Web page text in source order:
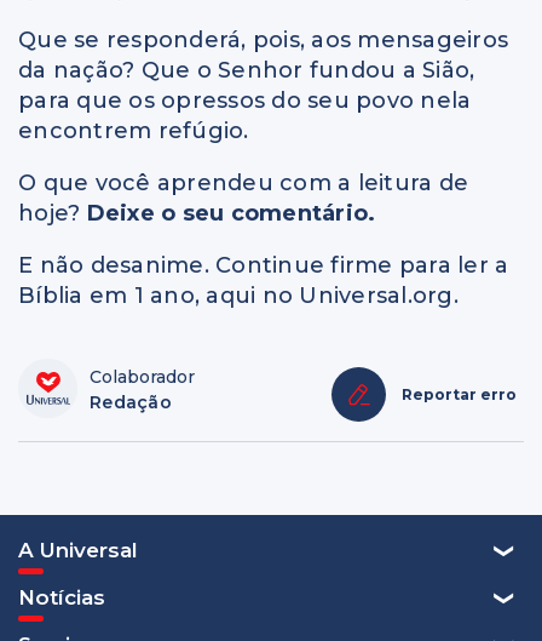
Que se responderá, pois, aos mensageiros
da nação? Que o Senhor fundou a Sião,
para que os opressos do seu povo nela
encontrem refúgio.
O que você aprendeu com a leitura de
hoje? Deixe o seu comentário.
E não desanime. Continue firme para ler a
Bíblia em 1 ano, aqui no Universal.org.
Colaborador
Redação
Reportar erro
A Universal
Notícias